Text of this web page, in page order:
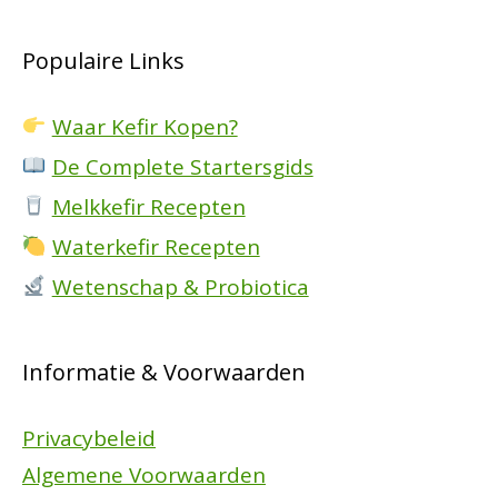
Populaire Links
Waar Kefir Kopen?
De Complete Startersgids
Melkkefir Recepten
Waterkefir Recepten
Wetenschap & Probiotica
Informatie & Voorwaarden
Privacybeleid
Algemene Voorwaarden